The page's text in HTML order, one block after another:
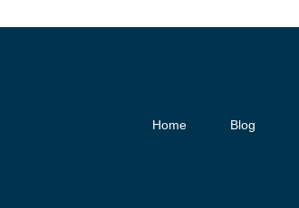
Home Blog